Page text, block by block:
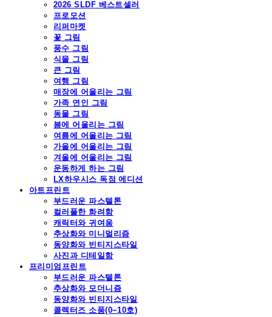
2026 SLDF 베스트셀러
프로모션
리퍼마켓
꽃 그림
풍수 그림
식물 그림
큰 그림
여행 그림
매장에 어울리는 그림
가족 연인 그림
동물 그림
봄에 어울리는 그림
여름에 어울리는 그림
가을에 어울리는 그림
겨울에 어울리는 그림
운동하게 하는 그림
LX하우시스 독점 에디션
아트프린트
부드러운 파스텔톤
컬러풀한 화려함
캐릭터와 귀여움
추상화와 미니멀리즘
동양화와 빈티지스타일
사진과 디테일함
프리미엄프린트
부드러운 파스텔톤
추상화와 모더니즘
동양화와 빈티지스타일
콜렉터즈 소품(0~10호)